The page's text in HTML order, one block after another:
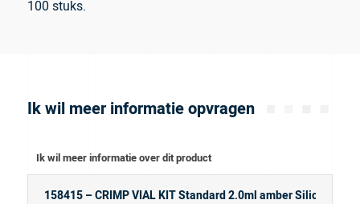
100 stuks.
Ik wil meer informatie opvragen
Ik wil meer informatie over dit product